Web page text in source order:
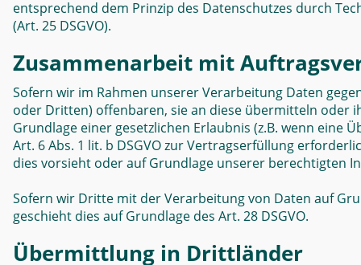
entsprechend dem Prinzip des Datenschutzes durch
(Art. 25 DSGVO).
Zusammenarbeit mit
Sofern wir im Rahmen unserer Verarbeitung Daten
oder Dritten) offenbaren, sie an diese übermitteln oder
Grundlage einer gesetzlichen Erlaubnis (z.B. wenn eine
Art. 6 Abs. 1 lit. b DSGVO zur Vertragserfüllung
dies vorsieht oder auf Grundlage unserer berechtigten
Sofern wir Dritte mit der Verarbeitung von Daten auf
geschieht dies auf Grundlage des Art. 28 DSGVO.
Übermittlung in Drittländer